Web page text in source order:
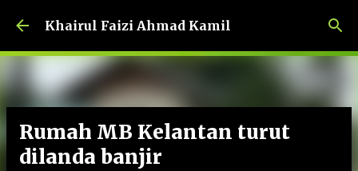
Langkau ke kandungan utama
Khairul Faizi Ahmad Kamil
Rumah MB Kelantan turut
dilanda banjir